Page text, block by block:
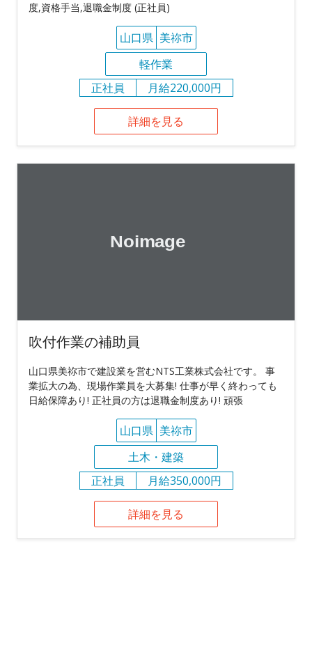
度,資格手当,退職金制度 (正社員)
山口県 美祢市
軽作業
正社員
月給220,000円
詳細を見る
吹付作業の補助員
山口県美祢市で建設業を営むNTS工業株式会社です。 事
業拡大の為、現場作業員を大募集! 仕事が早く終わっても
日給保障あり! 正社員の方は退職金制度あり! 頑張
山口県 美祢市
土木・建築
正社員
月給350,000円
詳細を見る